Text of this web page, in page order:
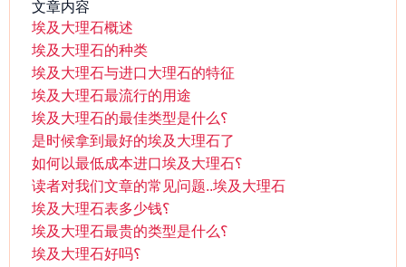
文章内容
埃及大理石概述
埃及大理石的种类
埃及大理石与进口大理石的特征
埃及大理石最流行的用途
埃及大理石的最佳类型是什么؟
是时候拿到最好的埃及大理石了
如何以最低成本进口埃及大理石؟
读者对我们文章的常见问题..埃及大理石
埃及大理石表多少钱؟
埃及大理石最贵的类型是什么؟
埃及大理石好吗؟